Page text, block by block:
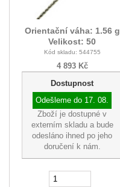
Orientační váha: 1.56 g
Velikost: 50
Kód skladu: 544755
4 893 Kč
Dostupnost
Odešleme do 17. 08.
Zboží je dostupné v
externím skladu a bude
odesláno ihned po jeho
doručení k nám.